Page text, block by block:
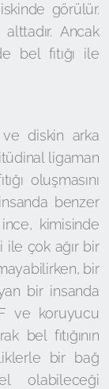
görülür.
Ancak
bel fıtığı ile
ve diskin arka
ligaman
oluşmasını
benzer
kimisinde
ile çok ağır bir
bir
bir insanda
ve koruyucu
bel fıtığının
bir bağ
olabileceği